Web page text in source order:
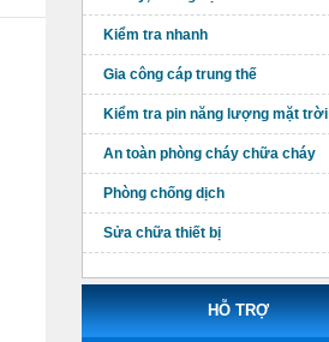
Kiểm tra nhanh
Gia công cáp trung thế
Kiểm tra pin năng lượng mặt trời
An toàn phòng cháy chữa cháy
Phòng chống dịch
Sửa chữa thiết bị
HỖ TRỢ